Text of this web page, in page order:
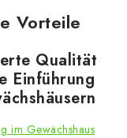
Vorteile
Qualität
Einführung
im Gewächshaus